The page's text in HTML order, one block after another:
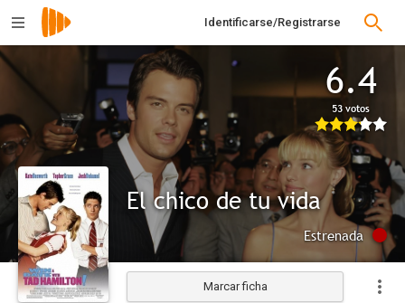
Identificarse/Registrarse
6.4
53 votos
El chico de tu vida
Estrenada
Marcar ficha